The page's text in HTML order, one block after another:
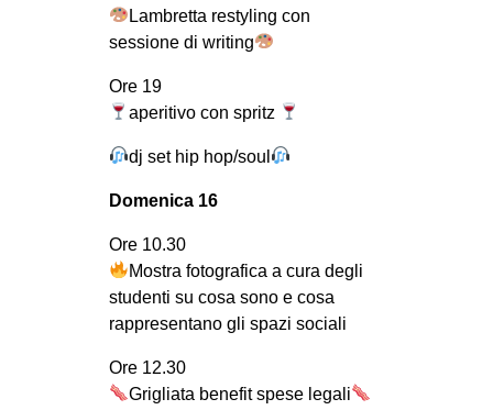
REPRESSIONE
CULTURE
ARTE
RECENSIONI
Lambretta restyling con
sessione di writing
Ore 19
aperitivo con spritz
dj set hip hop/soul
Domenica 16
Ore 10.30
Mostra fotografica a cura degli
studenti su cosa sono e cosa
rappresentano gli spazi sociali
Ore 12.30
Grigliata benefit spese legali